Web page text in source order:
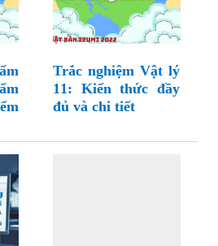
Trắc nghiệm Vật lý
11: Kiến thức đầy
đủ và chi tiết